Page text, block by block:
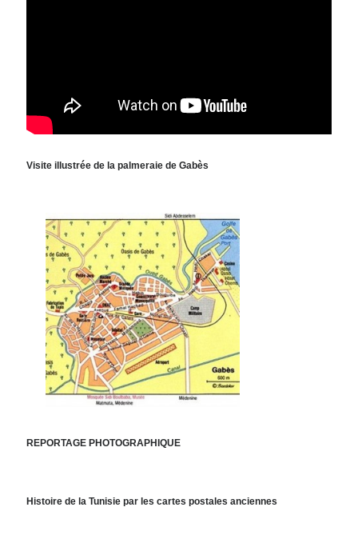
Visite illustrée de la palmeraie de Gabès
REPORTAGE PHOTOGRAPHIQUE
Histoire de la Tunisie par les cartes postales anciennes